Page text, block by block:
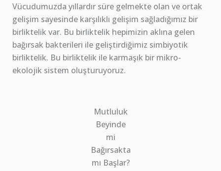
Vücudumuzda yıllardır süre gelmekte olan ve ortak
gelişim sayesinde karşılıklı gelişim sağladığımız bir
birliktelik var. Bu birliktelik hepimizin aklına gelen
bağırsak bakterileri ile geliştirdiğimiz simbiyotik
birliktelik. Bu birliktelik ile karmaşık bir mikro-
ekolojik sistem oluşturuyoruz.
Mutluluk
Beyinde
mi
Bağırsakta
mı Başlar?